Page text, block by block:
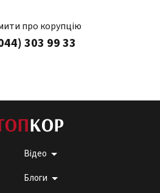
про корупцію
303 99 33
Відео
Блоги